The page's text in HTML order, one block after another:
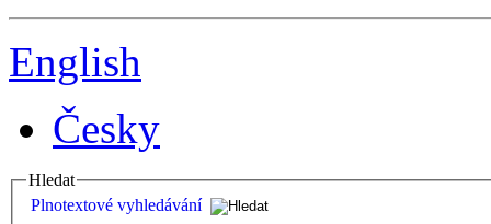
English
Česky
Hledat
Plnotextové vyhledávání